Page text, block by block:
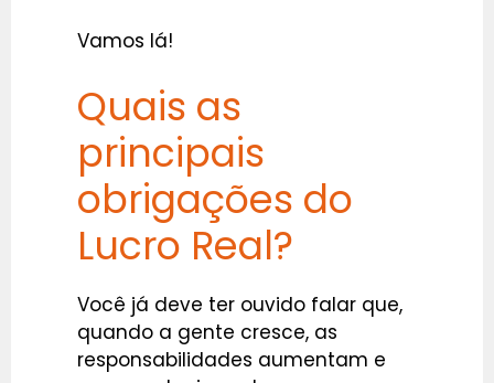
Vamos lá!
Quais as
principais
obrigações do
Lucro Real?
Você já deve ter ouvido falar que,
quando a gente cresce, as
responsabilidades aumentam e